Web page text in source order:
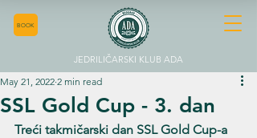
BOOK
JEDRILIČARSKI KLUB ADA
SSL Gold Cup - 3. dan
May 21, 2022 2 min read
Treći takmičarski dan SSL Gold Cup-a